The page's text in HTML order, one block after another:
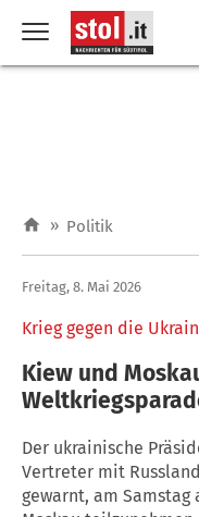
» Politik
Krieg gegen die
Freitag, 8. Mai 2026
Kiew und
Der ukrainische
Vertreter mit
gewarnt, am